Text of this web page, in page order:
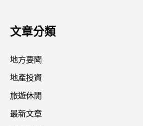
文章分類
地方要聞
地產投資
旅遊休閒
最新文章